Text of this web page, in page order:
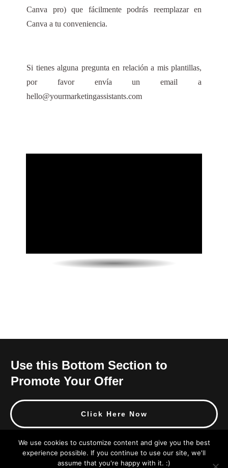
Canva pro) que fácilmente podrás reemplazar en
Canva a tu conveniencia.
Si tienes alguna pregunta en relación a mis plantillas,
por favor envía un email a
hello@yourmarketingassistants.com
Use this Bottom Section to
Promote Your Offer
Click Here Now
We use cookies to customize content and give you the best
experience possible. If you continue to use our site, we'll
assume that you're happy with it. :)